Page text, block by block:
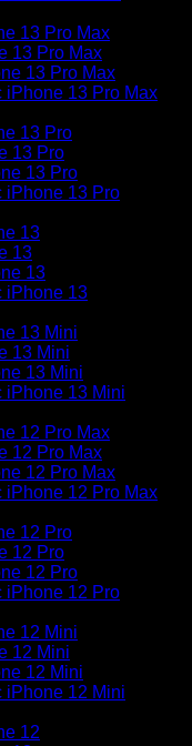
13 Pro Max
13 Pro Max
13 Pro Max
iPhone 13 Pro Max
13 Pro
13 Pro
13 Pro
iPhone 13 Pro
13
13
13
iPhone 13
13 Mini
13 Mini
13 Mini
iPhone 13 Mini
12 Pro Max
12 Pro Max
12 Pro Max
iPhone 12 Pro Max
12 Pro
12 Pro
12 Pro
iPhone 12 Pro
12 Mini
12 Mini
12 Mini
iPhone 12 Mini
12